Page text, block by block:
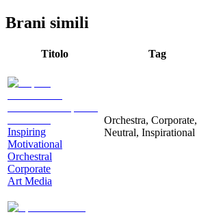
Brani simili
Titolo Tag
Inspiring
Motivational
Orchestral
Corporate
Art Media
Orchestra, Corporate,
Neutral, Inspirational